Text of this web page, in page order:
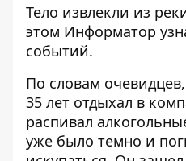
Тело извлекли из
этом Информатор
событий.
По словам
35 лет отдыхал в
распивал
уже было темно и